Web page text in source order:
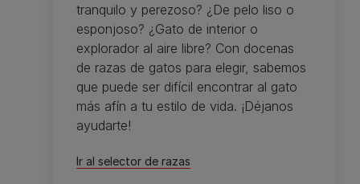
tranquilo y perezoso? ¿De pelo liso o
esponjoso? ¿Gato de interior o
explorador al aire libre? Con docenas
de razas de gatos para elegir, sabemos
que puede ser difícil encontrar al gato
más afín a tu estilo de vida. ¡Déjanos
ayudarte!
Ir al selector de razas​